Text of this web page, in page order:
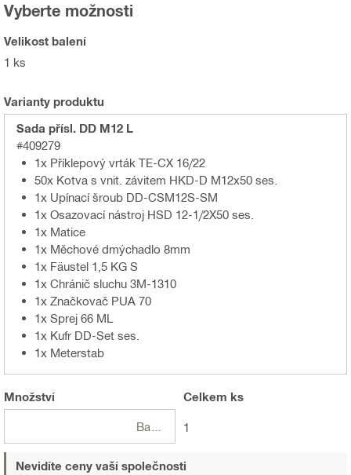
Vyberte možnosti
Velikost balení
1 ks
Varianty produktu
Sada přísl. DD M12 L
#409279
1x Příklepový vrták TE-CX 16/22
50x Kotva s vnit. závitem HKD-D M12x50 ses.
1x Upínací šroub DD-CSM12S-SM
1x Osazovací nástroj HSD 12-1/2X50 ses.
1x Matice
1x Měchové dmýchadlo 8mm
1x Fäustel 1,5 KG S
1x Chránič sluchu 3M-1310
1x Značkovač PUA 70
1x Sprej 66 ML
1x Kufr DD-Set ses.
1x Meterstab
Množství Celkem ks
1
Nevidíte ceny vaší společnosti